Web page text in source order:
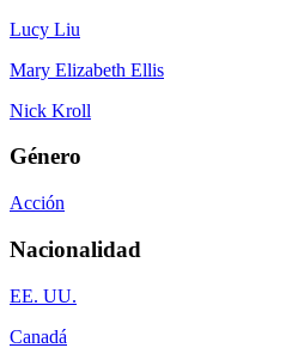
Lucy Liu
Mary Elizabeth Ellis
Nick Kroll
Género
Acción
Nacionalidad
EE. UU.
Canadá